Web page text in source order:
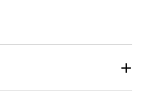
de remplacer fréquemment